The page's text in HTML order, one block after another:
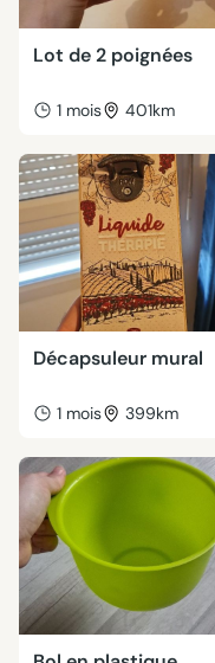
Lot de 2 poignées
1 mois 401km
Décapsuleur mural
1 mois 399km